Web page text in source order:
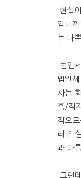
현실
입니
는 나
법인
법인
사는
흑/적
적으
러면
과 다
그런